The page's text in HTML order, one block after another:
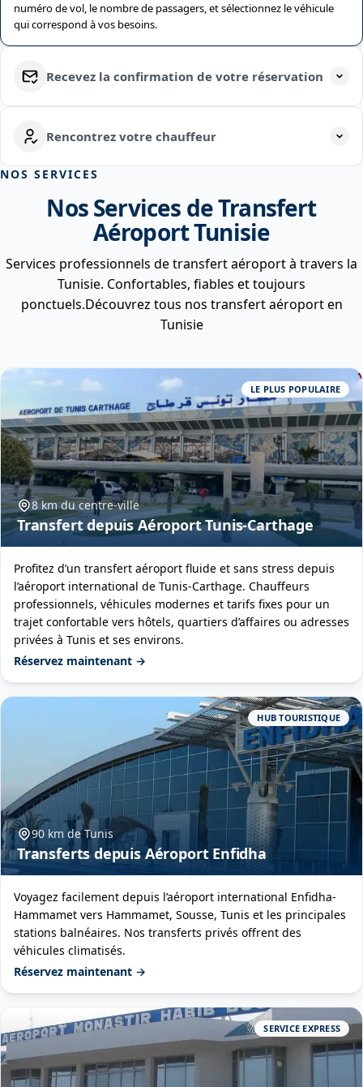
numéro de vol, le nombre de passagers, et sélectionnez le véhicule
qui correspond à vos besoins.
Recevez la confirmation de votre réservation
Rencontrez votre chauffeur
NOS SERVICES
Nos Services de Transfert
Aéroport Tunisie
Services professionnels de transfert aéroport à travers la
Tunisie. Confortables, fiables et toujours
ponctuels.Découvrez tous nos transfert aéroport en
Tunisie
LE PLUS POPULAIRE
8 km du centre-ville
Transfert depuis Aéroport Tunis-Carthage
Profitez d’un transfert aéroport fluide et sans stress depuis
l’aéroport international de Tunis-Carthage. Chauffeurs
professionnels, véhicules modernes et tarifs fixes pour un
trajet confortable vers hôtels, quartiers d’affaires ou adresses
privées à Tunis et ses environs.
Réservez maintenant →
HUB TOURISTIQUE
90 km de Tunis
Transferts depuis Aéroport Enfidha
Voyagez facilement depuis l’aéroport international Enfidha-
Hammamet vers Hammamet, Sousse, Tunis et les principales
stations balnéaires. Nos transferts privés offrent des
véhicules climatisés.
Réservez maintenant →
SERVICE EXPRESS